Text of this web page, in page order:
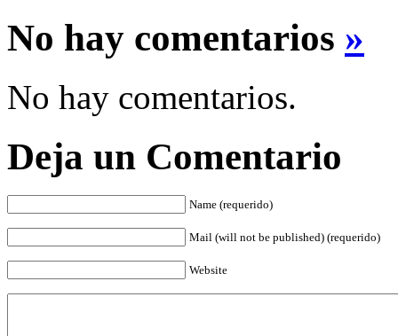
No hay comentarios »
No hay comentarios.
Deja un Comentario
Name (requerido)
Mail (will not be published) (requerido)
Website